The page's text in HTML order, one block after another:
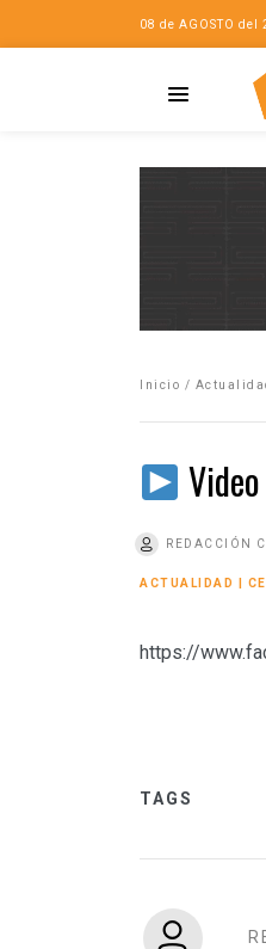
08 de AGOSTO del
Inicio /
REDACCIÓN
ACTUALIDAD
https://
TAGS